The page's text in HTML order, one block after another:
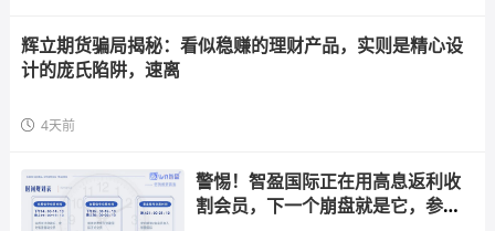
辉立期货骗局揭秘：看似稳赚的理财产品，实则是精心设
计的庞氏陷阱，速离
4天前
警惕！智盈国际正在用高息返利收
割会员，下一个崩盘就是它，参与